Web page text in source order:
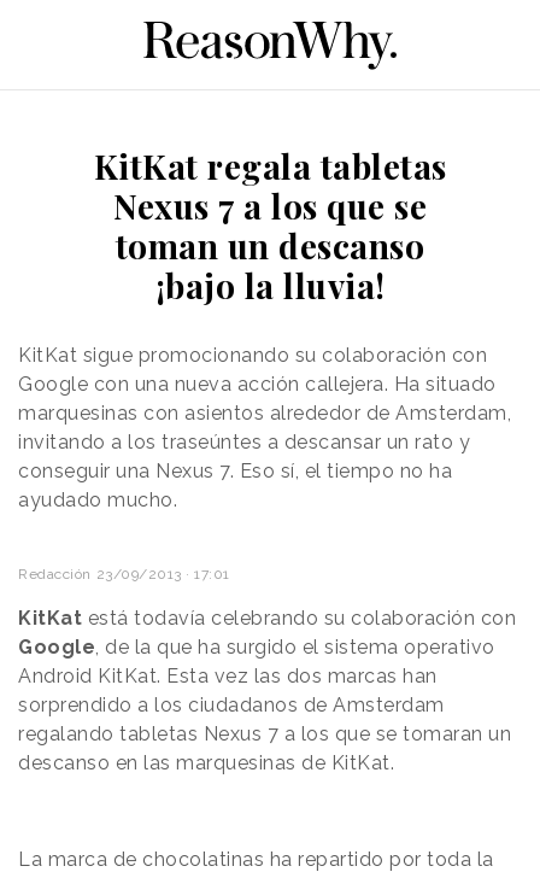
KitKat regala tabletas
Nexus 7 a los que se
toman un descanso
¡bajo la lluvia!
KitKat sigue promocionando su colaboración con
Google con una nueva acción callejera. Ha situado
marquesinas con asientos alrededor de Amsterdam,
invitando a los traseúntes a descansar un rato y
conseguir una Nexus 7. Eso sí, el tiempo no ha
ayudado mucho.
Redacción 23/09/2013 · 17:01
KitKat está todavía celebrando su colaboración con
Google , de la que ha surgido el sistema operativo
Android KitKat. Esta vez las dos marcas han
sorprendido a los ciudadanos de Amsterdam
regalando tabletas Nexus 7 a los que se tomaran un
descanso en las marquesinas de KitKat.
La marca de chocolatinas ha repartido por toda la